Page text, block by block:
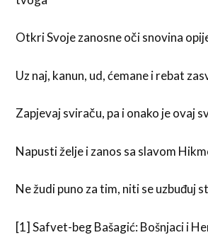
Otkri Svoje zanosne oči snovina
Uz naj, kanun, ud, ćemane i rebat
Zapjevaj sviraču, pa i onako je ovaj
Napusti želje i zanos sa slavom
Ne žudi puno za tim, niti se uzbuđuj
[1] Safvet-beg Bašagić: Bošnjaci i